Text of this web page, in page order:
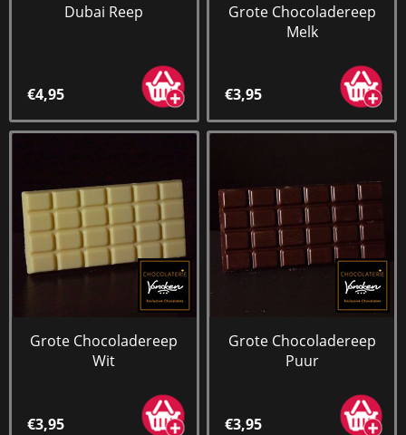
Dubai Reep
€4,95
Grote Chocoladereep
Melk
€3,95
Grote Chocoladereep
Wit
€3,95
Grote Chocoladereep
Puur
€3,95